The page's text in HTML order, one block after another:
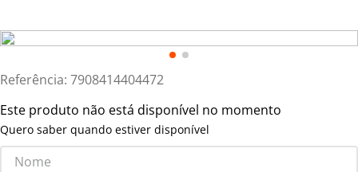
Referência: 7908414404472
Este produto não está disponível no momento
Quero saber quando estiver disponível